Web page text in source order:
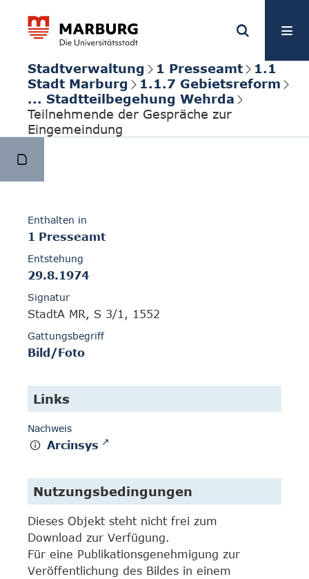
Stadtverwaltung 1 Presseamt
1.1
Stadt Marburg
1.1.7 Gebietsreform
... Stadtteilbegehung Wehrda
Teilnehmende der Gespräche zur
Eingemeindung
Enthalten in
1 Presseamt
Entstehung
29.8.1974
Signatur
StadtA MR, S 3/1, 1552
Gattungsbegriff
Bild/Foto
Links
Nachweis
Arcinsys
Nutzungsbedingungen
Dieses Objekt steht nicht frei zum
Download zur Verfügung.
Für eine Publikationsgenehmigung zur
Veröffentlichung des Bildes in einem